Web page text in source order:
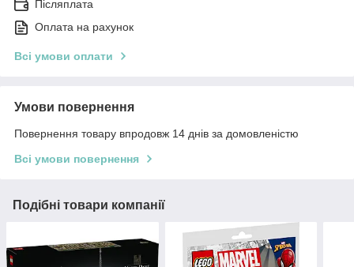
Післяплата
Оплата на рахунок
Всі умови оплати
Умови повернення
Повернення товару впродовж 14 днів за домовленістю
Всі умови повернення
Подібні товари компанії